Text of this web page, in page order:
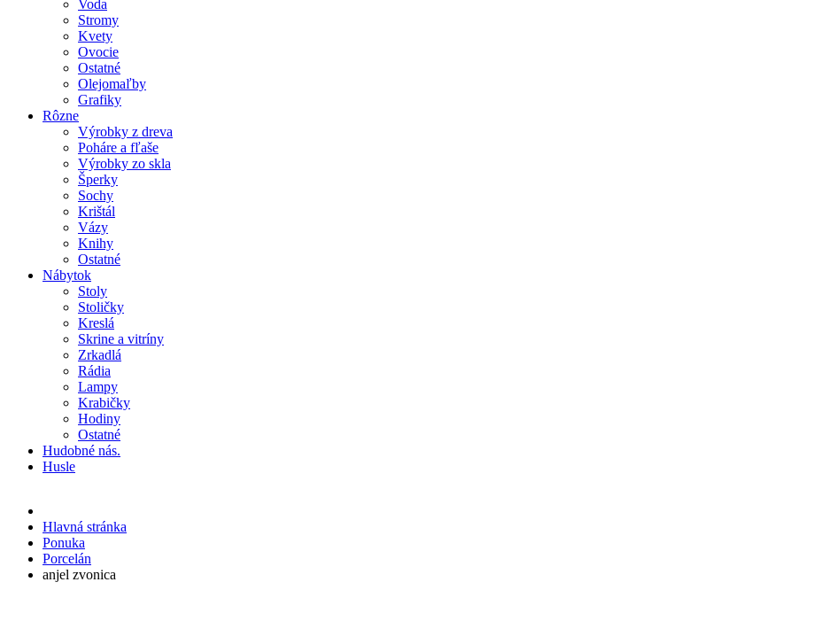
Voda
Stromy
Kvety
Ovocie
Ostatné
Olejomaľby
Grafiky
Rôzne
Výrobky z dreva
Poháre a fľaše
Výrobky zo skla
Šperky
Sochy
Krištál
Vázy
Knihy
Ostatné
Nábytok
Stoly
Stoličky
Kreslá
Skrine a vitríny
Zrkadlá
Rádia
Lampy
Krabičky
Hodiny
Ostatné
Hudobné nás.
Husle
Hlavná stránka
Ponuka
Porcelán
anjel zvonica